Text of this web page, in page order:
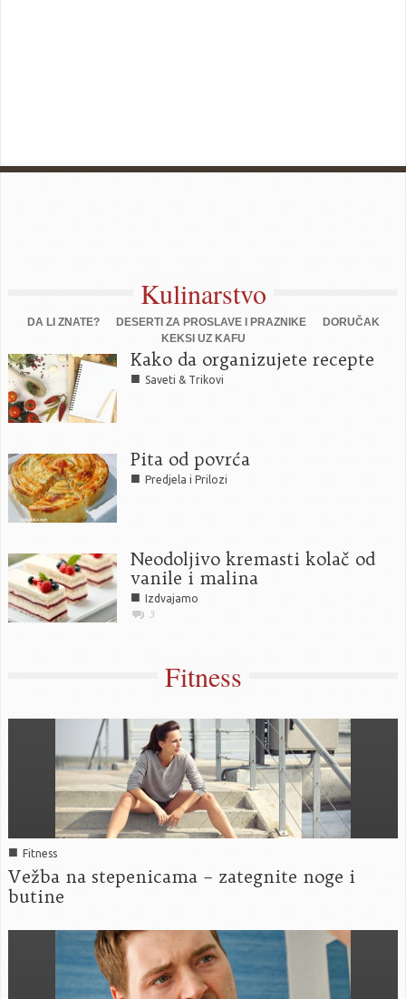
Kulinarstvo
DA LI ZNATE? DESERTI ZA PROSLAVE I PRAZNIKE
DORUČAK
KEKSI UZ KAFU
Kako da organizujete recepte
■ Saveti & Trikovi
Pita od povrća
■ Predjela i Prilozi
Neodoljivo kremasti kolač od
vanile i malina
■ Izdvajamo
3
Fitness
■ Fitness
Vežba na stepenicama – zategnite noge i
butine